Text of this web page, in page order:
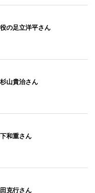
の足立洋平さん
山貴治さん
和重さん
克行さん